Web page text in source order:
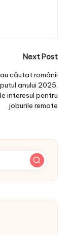
Next Post
căutat românii
anului 2025.
interesul pentru
joburile remote